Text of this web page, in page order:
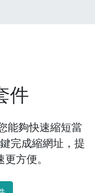
件
能夠快速縮短當
完成縮網址，提
方便。